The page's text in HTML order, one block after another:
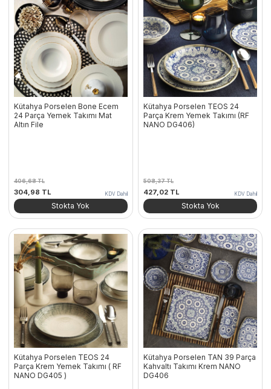
Kütahya Porselen Bone Ecem
24 Parça Yemek Takımı Mat
Altın File
406,68TL
Orijinal
fiyat:
406,68 TL.
304,98 TLŞu
andaki
fiyat:
KDV Dahil
Stokta Yok
Kütahya Porselen TEOS 24
Parça Krem Yemek Takımı (RF
NANO DG406)
508,37TL
Orijinal
fiyat:
508,37 TL.
427,02 TL
andaki
fiyat:
KDV Dahil
Stokta Yok
Kütahya Porselen TEOS 24
Parça Krem Yemek Takımı ( RF
NANO DG405 )
Kütahya Porselen TAN 39 Parça
Kahvaltı Takımı Krem NANO
DG406